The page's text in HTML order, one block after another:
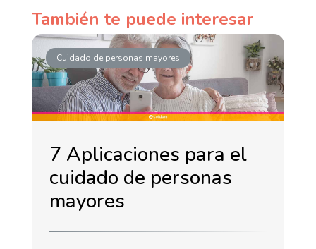
También te puede interesar
Cuidado de personas mayores
7 Aplicaciones para el
cuidado de personas
mayores